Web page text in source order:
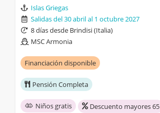
Islas Griegas
Salidas del 30 abril al 1 octubre 2027
8 días desde Brindisi (Italia)
MSC Armonia
Financiación disponible
Pensión Completa
Niños gratis Descuento mayores 65